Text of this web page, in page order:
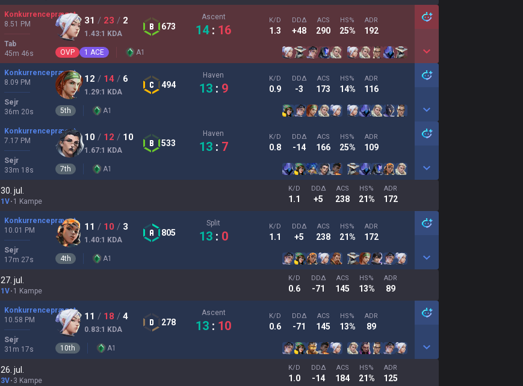
Konkurrencepræget
8.51 PM
Tab
45m 46s
31 / 23 / 2
1.43:1 KDA
673
Ascent
14 : 16
K/D
1.3
DDΔ
+48
ACS
290
HS%
25%
ADR
192
OVP 1 ACE A1
Konkurrencepræget
8.09 PM
Sejr
36m 20s
12 / 14 / 6
1.29:1 KDA
494
Haven
13 : 9
K/D
0.9
DDΔ
-3
ACS
173
HS%
14%
ADR
116
5th A1
Konkurrencepræget
7.17 PM
Sejr
33m 18s
10 / 12 / 10
1.67:1 KDA
533
Haven
13 : 7
K/D
0.8
DDΔ
-14
ACS
166
HS%
25%
ADR
109
7th A1
30. jul.
1V 1 Kampe
K/D
1.1
DDΔ
+5
ACS
238
HS%
21%
ADR
172
Konkurrencepræget
10.01 PM
Sejr
17m 27s
11 / 10 / 3
1.40:1 KDA
805
Split
13 : 0
K/D
1.1
DDΔ
+5
ACS
238
HS%
21%
ADR
172
4th A1
27. jul.
1V 1 Kampe
K/D
0.6
DDΔ
-71
ACS
145
HS%
13%
ADR
89
Konkurrencepræget
10.58 PM
Sejr
31 m 17s
11 / 18 / 4
0.83:1 KDA
278
Ascent
13 : 10
K/D
0.6
DDΔ
-71
ACS
145
HS%
13%
ADR
89
10th A1
26. jul.
3V 3 Kampe
K/D
1.0
DDΔ
-14
ACS
184
HS%
21%
ADR
125